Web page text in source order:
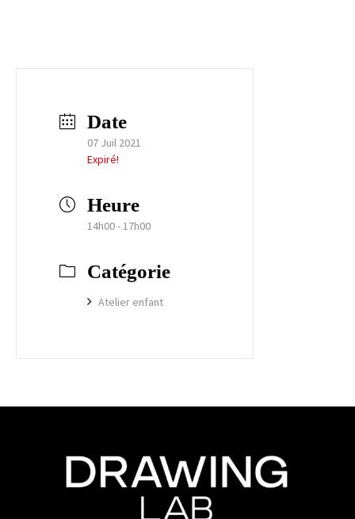
Date
07 Juil 2021
Expiré!
Heure
14h00 - 17h00
Catégorie
Atelier enfant